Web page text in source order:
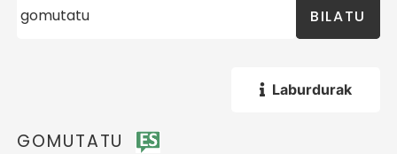
BILATU
Laburdurak
GOMUTATU